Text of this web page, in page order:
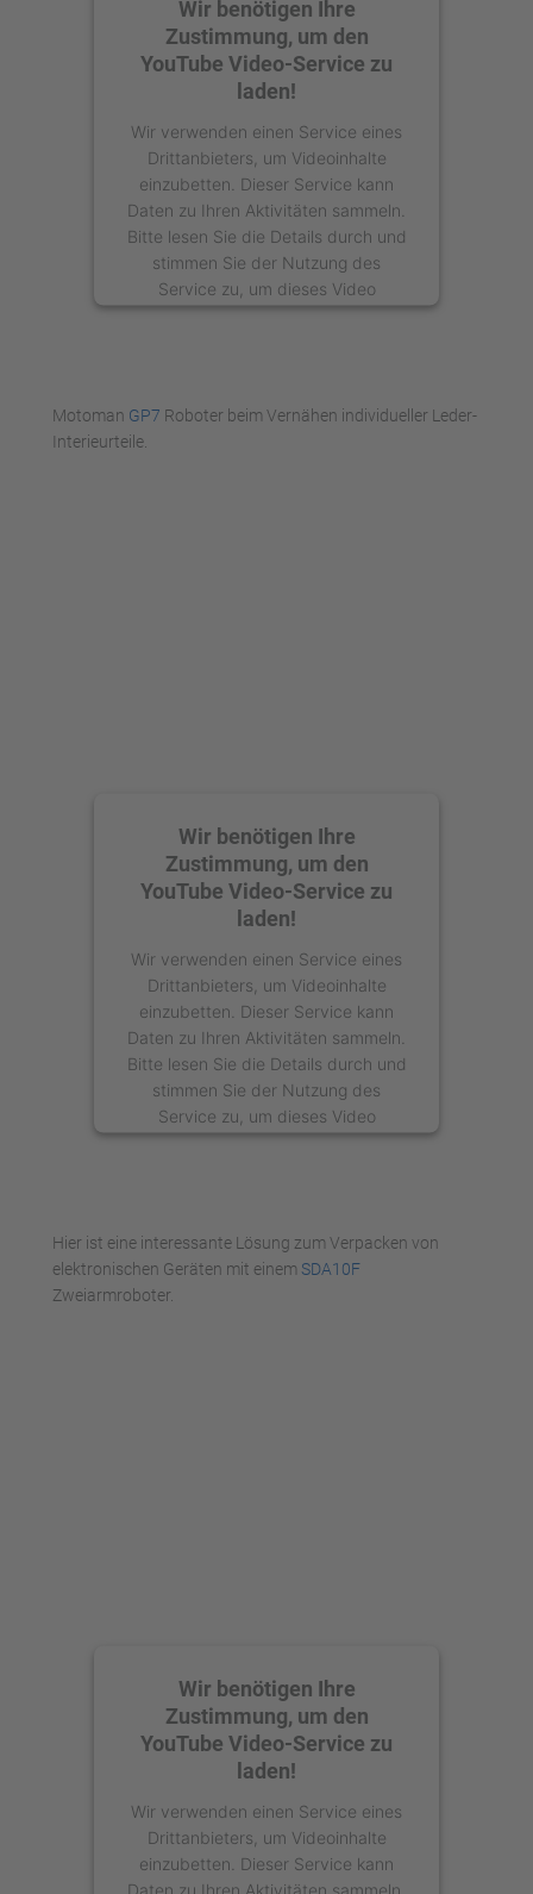
Wir benötigen Ihre
Zustimmung, um den
YouTube Video-Service zu
laden!
Wir verwenden einen Service eines
Drittanbieters, um Videoinhalte
einzubetten. Dieser Service kann
Daten zu Ihren Aktivitäten sammeln.
Bitte lesen Sie die Details durch und
stimmen Sie der Nutzung des
Service zu, um dieses Video
anzusehen.
Motoman GP7 Roboter beim Vernähen individueller Leder-
Interieurteile.
Wir benötigen Ihre
Zustimmung, um den
YouTube Video-Service zu
laden!
Wir verwenden einen Service eines
Drittanbieters, um Videoinhalte
einzubetten. Dieser Service kann
Daten zu Ihren Aktivitäten sammeln.
Bitte lesen Sie die Details durch und
stimmen Sie der Nutzung des
Service zu, um dieses Video
anzusehen.
Akzeptieren
Hier ist eine interessante Lösung zum Verpacken von
elektronischen Geräten mit einem SDA10F
Zweiarmroboter.
Wir benötigen Ihre
Zustimmung, um den
YouTube Video-Service zu
laden!
Wir verwenden einen Service eines
Drittanbieters, um Videoinhalte
einzubetten. Dieser Service kann
Daten zu Ihren Aktivitäten sammeln.